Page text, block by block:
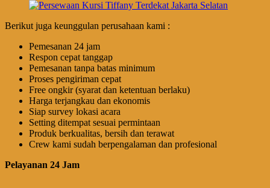
Berikut juga keunggulan perusahaan kami :
Pemesanan 24 jam
Respon cepat tanggap
Pemesanan tanpa batas minimum
Proses pengiriman cepat
Free ongkir (syarat dan ketentuan berlaku)
Harga terjangkau dan ekonomis
Siap survey lokasi acara
Setting ditempat sesuai permintaan
Produk berkualitas, bersih dan terawat
Crew kami sudah berpengalaman dan profesional
Pelayanan 24 Jam